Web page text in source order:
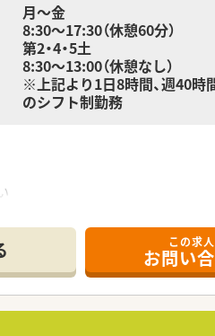
月～金
8:30～17:30（休憩60分）
第2・4・5土
8:30～13:00（休憩なし）
※上記より1日8時間、週40時
のシフト制勤務
この求
お問い